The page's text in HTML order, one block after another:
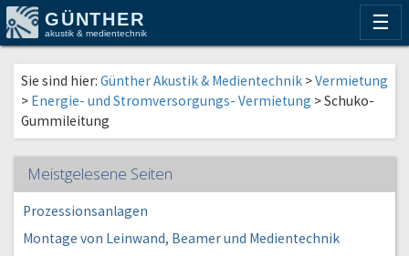
GÜNTHER
akustik & medientechnik ☰
Sie sind hier: Günther Akustik & Medientechnik >Vermietung
> Energie- und Stromversorgungs- Vermietung >Schuko-
Gummileitung
Meistgelesene Seiten
Prozessionsanlagen
Montage von Leinwand, Beamer und Medientechnik